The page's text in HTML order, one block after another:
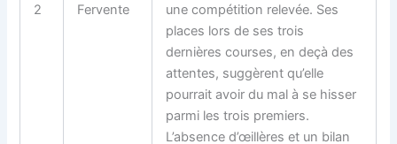
2 Fervente
une compétition relevée. Ses
places lors de ses trois
dernières courses, en deçà des
attentes, suggèrent qu’elle
pourrait avoir du mal à se hisser
parmi les trois premiers.
L’absence d’œillères et un bilan